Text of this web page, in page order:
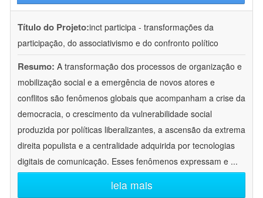
Título do Projeto:inct participa - transformações da
participação, do associativismo e do confronto político
Resumo: A transformação dos processos de organização e
mobilização social e a emergência de novos atores e
conflitos são fenômenos globais que acompanham a crise da
democracia, o crescimento da vulnerabilidade social
produzida por políticas liberalizantes, a ascensão da extrema
direita populista e a centralidade adquirida por tecnologias
digitais de comunicação. Esses fenômenos expressam e ...
leia mais